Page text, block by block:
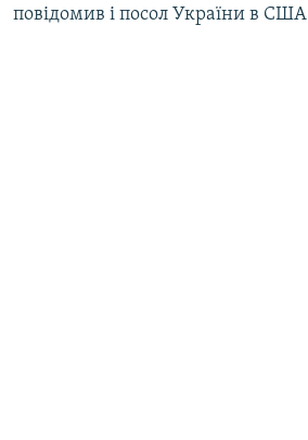
повідомив і посол України в США